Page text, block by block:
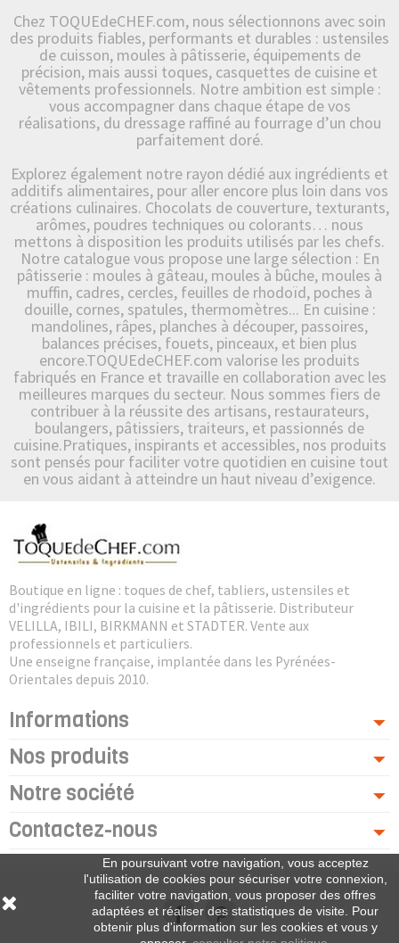
Chez TOQUEdeCHEF.com, nous sélectionnons avec soin
des produits fiables, performants et durables : ustensiles
de cuisson, moules à pâtisserie, équipements de
précision, mais aussi toques, casquettes de cuisine et
vêtements professionnels. Notre ambition est simple :
vous accompagner dans chaque étape de vos
réalisations, du dressage raffiné au fourrage d’un chou
parfaitement doré.
Explorez également notre rayon dédié aux ingrédients et
additifs alimentaires, pour aller encore plus loin dans vos
créations culinaires. Chocolats de couverture, texturants,
arômes, poudres techniques ou colorants… nous
mettons à disposition les produits utilisés par les chefs.
Notre catalogue vous propose une large sélection : En
pâtisserie : moules à gâteau, moules à bûche, moules à
muffin, cadres, cercles, feuilles de rhodoïd, poches à
douille, cornes, spatules, thermomètres... En cuisine :
mandolines, râpes, planches à découper, passoires,
balances précises, fouets, pinceaux, et bien plus
encore.TOQUEdeCHEF.com valorise les produits
fabriqués en France et travaille en collaboration avec les
meilleures marques du secteur. Nous sommes fiers de
contribuer à la réussite des artisans, restaurateurs,
boulangers, pâtissiers, traiteurs, et passionnés de
cuisine.Pratiques, inspirants et accessibles, nos produits
sont pensés pour faciliter votre quotidien en cuisine tout
en vous aidant à atteindre un haut niveau d’exigence.
Boutique en ligne : toques de chef, tabliers, ustensiles et
d'ingrédients pour la cuisine et la pâtisserie. Distributeur
VELILLA, IBILI, BIRKMANN et STADTER. Vente aux
professionnels et particuliers.
Une enseigne française, implantée dans les Pyrénées-
Orientales depuis 2010.
Informations
Nos produits
Notre société
Contactez-nous
En poursuivant votre navigation, vous acceptez
l'utilisation de cookies pour sécuriser votre connexion,
faciliter votre navigation, vous proposer des offres
adaptées et réaliser des statistiques de visite. Pour
obtenir plus d'information sur les cookies et vous y